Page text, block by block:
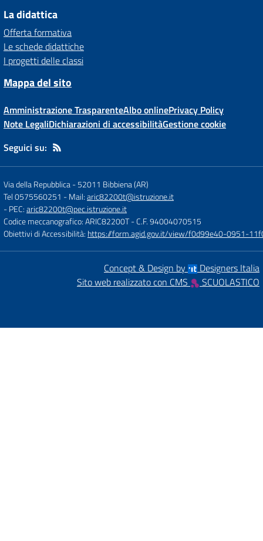
La didattica
Offerta formativa
Le schede didattiche
I progetti delle classi
Mappa del sito
Amministrazione TrasparenteAlbo onlinePrivacy Policy
Note LegaliDichiarazioni di accessibilitàGestione cookie
Seguici su:
Via della Repubblica-52011 Bibbiena (AR)
Tel 0575560251 - Mail:aric82200t@istruzione.it
- PEC:aric82200t@pec.istruzione.it
Codice meccanografico: ARIC82200T- C.F. 94004070515
Obiettivi di Accessibilità: https://form.agid.gov.it/view/f0d99e40-0951-
Concept & Design by
Designers Italia
Sito web realizzato con CMS
SCUOLASTICO